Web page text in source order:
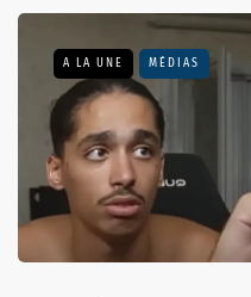
A LA UNE MÉDIAS